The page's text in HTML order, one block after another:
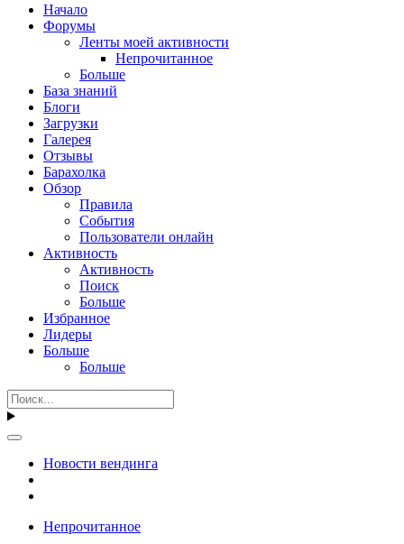
Начало
Форумы
Ленты моей активности
Непрочитанное
Больше
База знаний
Блоги
Загрузки
Галерея
Отзывы
Барахолка
Обзор
Правила
События
Пользователи онлайн
Активность
Активность
Поиск
Больше
Избранное
Лидеры
Больше
Больше
Новости вендинга
Непрочитанное